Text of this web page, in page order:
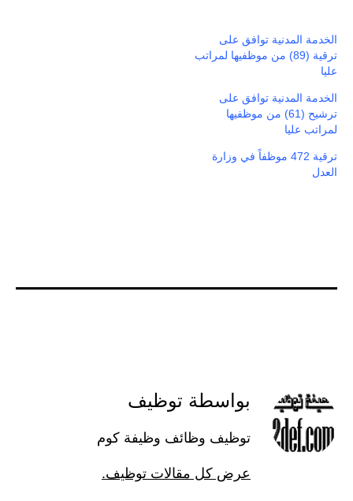
الخدمة المدنية توافق على
ترقية (89) من موظفيها لمراتب
عليا
الخدمة المدنية توافق على
ترشيح (61) من موظفيها
لمراتب عليا
ترقية 472 موظفاً في وزارة
العدل
بواسطة توظيف
توظيف وظائف وظيفة كوم
عرض كل مقالات توظيف.